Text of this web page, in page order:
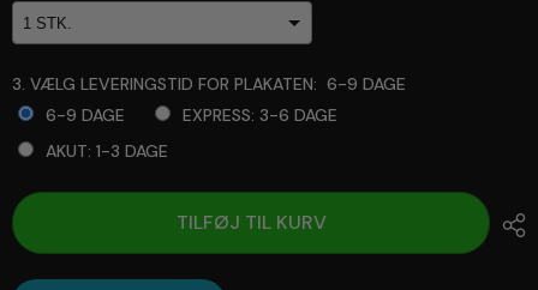
3. VÆLG LEVERINGSTID FOR PLAKATEN: 6-9 DAGE
6-9 DAGE
EXPRESS: 3-6 DAGE
AKUT: 1-3 DAGE
to the price
TILFØJ TIL KURV